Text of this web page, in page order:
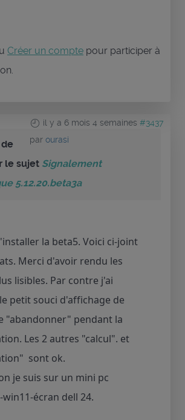
Créer un compte pour participer à
il y a 6 mois 4 semaines #3437
par ourasi
le sujet Signalement
5.12.20.beta3a
la beta5. Voici ci-joint
Merci d'avoir rendu les
lisibles. Par contre j'ai
petit souci d'affichage de
"abandonner" pendant la
Les 2 autres "calcul". et
sont ok.
je suis sur un mini pc
écran dell 24.